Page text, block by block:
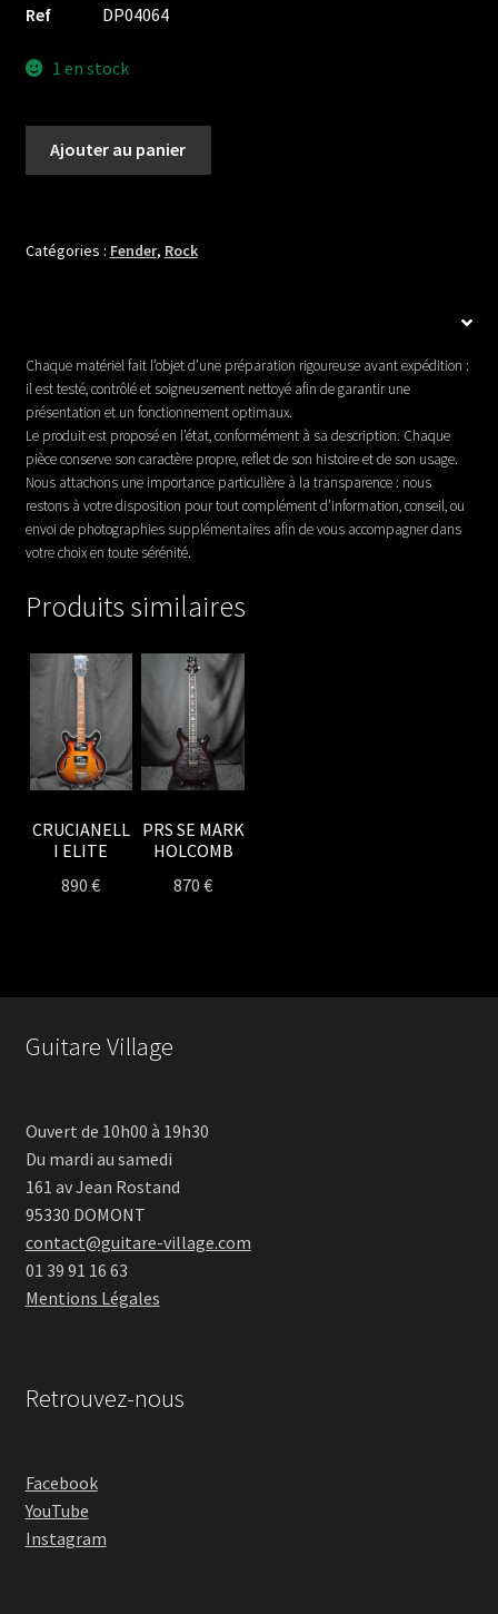
Ref
DP04064
1 en stock
TROY
Ajouter au panier
Catégories : Fender, Rock
Chaque matériel fait l’objet d’une préparation rigoureuse avant expédition :
il est testé, contrôlé et soigneusement nettoyé afin de garantir une
présentation et un fonctionnement optimaux.
Le produit est proposé en l’état, conformément à sa description. Chaque
pièce conserve son caractère propre, reflet de son histoire et de son usage.
Nous attachons une importance particulière à la transparence : nous
restons à votre disposition pour tout complément d’information, conseil, ou
envoi de photographies supplémentaires afin de vous accompagner dans
votre choix en toute sérénité.
Produits similaires
CRUCIANELL
I ELITE
890€
PRS SE MARK
HOLCOMB
870€
Guitare Village
Ouvert de 10h00 à 19h30
Du mardi au samedi
161 av Jean Rostand
95330 DOMONT
contact@guitare-village.com
01 39 91 16 63
Mentions Légales
Retrouvez-nous
Facebook
YouTube
Instagram